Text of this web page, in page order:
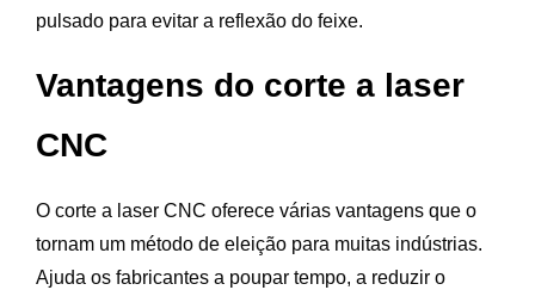
pulsado para evitar a reflexão do feixe.
Vantagens do corte a laser
CNC
O corte a laser CNC oferece várias vantagens que o
tornam um método de eleição para muitas indústrias.
Ajuda os fabricantes a poupar tempo, a reduzir o